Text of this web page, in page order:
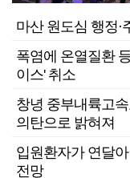
마산 원도심 행정·
폭염에 온열질환
이스' 취소
창녕 중부내륙고
의탄으로 밝혀져
입원환자가 연달
전망